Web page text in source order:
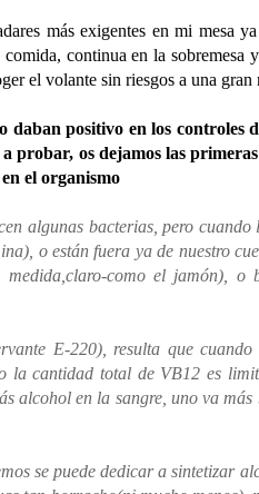
más exigentes en mi mesa
continua en la sobremesa
el volante sin riesgos a una gran
positivo en los controles
probar, os dejamos las
el organismo
algunas bacterias, pero cuando
o están fuera ya de nuestro
como el jamón), o
E-220), resulta que cuando
la cantidad total de VB12 es
alcohol en la sangre, uno va
se puede dedicar a sintetizar